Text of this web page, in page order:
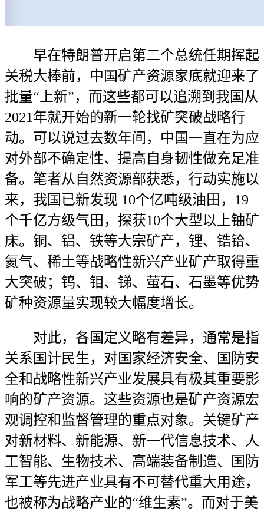
早在特朗普开启第二个总统任期挥起
关税大棒前，中国矿产资源家底就迎来了
批量“上新”，而这些都可以追溯到我国从
2021年就开始的新一轮找矿突破战略行
动。可以说过去数年间，中国一直在为应
对外部不确定性、提高自身韧性做充足准
备。笔者从自然资源部获悉，行动实施以
来，我国已新发现 10个亿吨级油田，19
个千亿方级气田，探获10个大型以上铀矿
床。铜、铝、铁等大宗矿产，锂、锆铪、
氦气、稀土等战略性新兴产业矿产取得重
大突破；钨、钼、锑、萤石、石墨等优势
矿种资源量实现较大幅度增长。
对此，各国定义略有差异，通常是指
关系国计民生，对国家经济安全、国防安
全和战略性新兴产业发展具有极其重要影
响的矿产资源。这些资源也是矿产资源宏
观调控和监督管理的重点对象。关键矿产
对新材料、新能源、新一代信息技术、人
工智能、生物技术、高端装备制造、国防
军工等先进产业具有不可替代重大用途，
也被称为战略产业的“维生素”。而对于美